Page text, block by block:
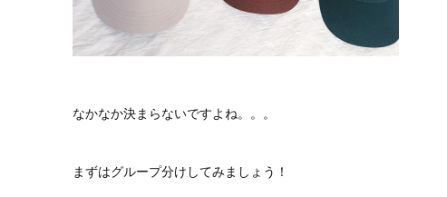
なかなか決まらないですよね。。。
まずはグループ分けしてみましょう！